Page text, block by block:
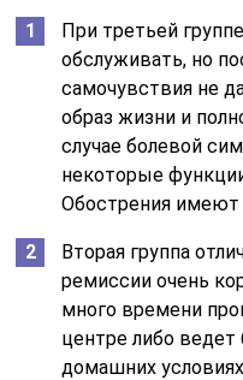
При третьей
обслуживать, но
самочувствия не
образ жизни и
случае болевой
некоторые
Обострения имеют
Вторая группа
ремиссии очень
много времени
центре либо
домашних